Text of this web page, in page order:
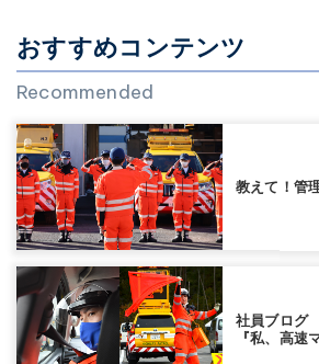
おすすめコンテンツ
Recommended
教えて！管
社員ブログ
『私、高速